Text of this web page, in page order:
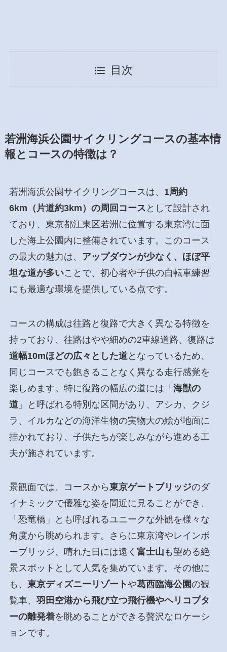
目次
若洲海浜公園サイクリングコースの基本情
報とコースの特徴は？
若洲海浜公園サイクリングコースは、 1周約
6km（片道約3km）の周回コース として設計され
ており、東京都江東区若洲に位置する東京湾に面
した海上公園内に整備されています。このコース
の最大の魅力は、 アップダウンが少なく、ほぼ平
坦な道が多いことで、初心者や子供の自転車練習
にも最適な環境を提供している点です。
コースの構成は往路と復路で大きく異なる特徴を
持っており、往路はやや細めの2車線道路、復路は
道幅10mほどの広々とした道となっているため、
同じコースでも飽きることなく異なる走行感覚を
楽しめます。特に復路の幅広の道には「 海獣の
道」と呼ばれる特別な区間があり、アシカ、クジ
ラ、イルカなどの海洋生物の実物大の絵が地面に
描かれており、子供たちが楽しみながら進める工
夫が施されています。
景観面では、コースから東京ゲートブリッジのダ
イナミックで優雅な姿を間近に見ることができ、
「恐竜橋」とも呼ばれるユニークな外観を様々な
角度から眺められます。さらに東京湾やレインボ
ーブリッジ、晴れた日には遠く 富士山 も望める絶
景スポットとして人気を集めています。その他に
も、 東京ディズニーリゾートや葛西臨海公園の観
覧車、 羽田空港から飛び立つ飛行機やヘリコプタ
ーの離発着を眺めることができる贅沢なロケーシ
ョンです。